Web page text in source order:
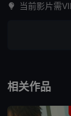
在大韩民国的首
当前影片需
相关作品